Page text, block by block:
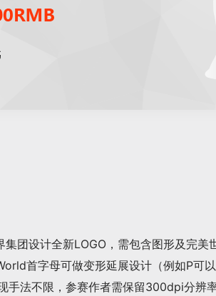
集团设计全新LOGO，需包含图形及完
首字母可做变形延展设计（例如P可
手法不限，参赛作者需保留300dpi分辨